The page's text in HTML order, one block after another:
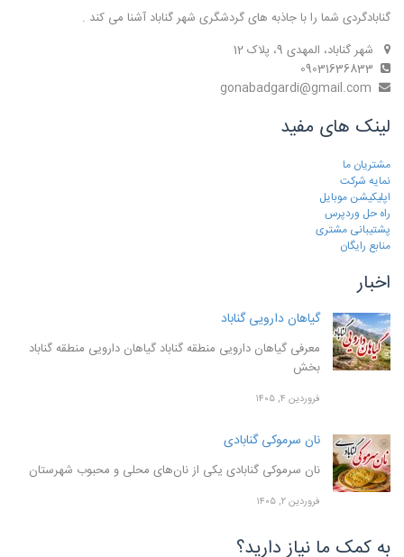
گنابادگردی شما را با جاذبه های گردشگری شهر گناباد آشنا می کند .
شهر گناباد، المهدی 9، پلاک 12
لینک های مفید
مشتریان ما
نمایه شرکت
اپلیکیشن موبایل
راه حل وردپرس
پشتیبانی مشتری
منابع رایگان
اخبار
گیاهان دارویی گناباد
معرفی گیاهان دارویی منطقه گناباد گیاهان دارویی منطقه گناباد
بخش
فروردین ۴, ۱۴۰۵
نان سرموکی گنابادی
نان سرموکی گنابادی یکی از نان‌های محلی و محبوب شهرستان
فروردین ۲, ۱۴۰۵
به کمک ما نیاز دارید؟